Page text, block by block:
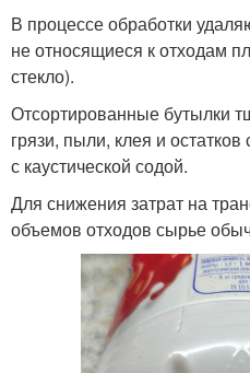
В процессе обработки
не относящиеся к отходам
стекло).
Отсортированные бутылки
грязи, пыли, клея и
с каустической содой.
Для снижения затрат на
объемов отходов сырье